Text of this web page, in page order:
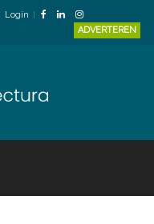
Login
ADVERTEREN